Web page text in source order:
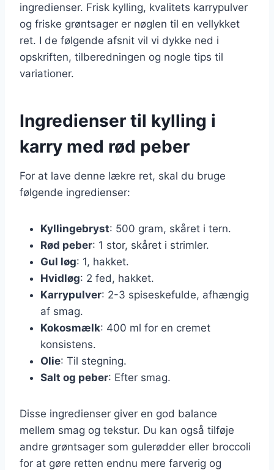
ingredienser. Frisk kylling, kvalitets karrypulver
og friske grøntsager er nøglen til en vellykket
ret. I de følgende afsnit vil vi dykke ned i
opskriften, tilberedningen og nogle tips til
variationer.
Ingredienser til kylling i
karry med rød peber
For at lave denne lækre ret, skal du bruge
følgende ingredienser:
Kyllingebryst: 500 gram, skåret i tern.
Rød peber: 1 stor, skåret i strimler.
Gul løg: 1, hakket.
Hvidløg: 2 fed, hakket.
Karrypulver: 2-3 spiseskefulde, afhængig
af smag.
Kokosmælk: 400 ml for en cremet
konsistens.
Olie: Til stegning.
Salt og peber: Efter smag.
Disse ingredienser giver en god balance
mellem smag og tekstur. Du kan også tilføje
andre grøntsager som gulerødder eller broccoli
for at gøre retten endnu mere farverig og